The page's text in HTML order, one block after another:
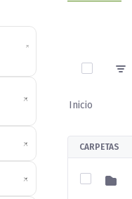
Inicio
CARPETAS